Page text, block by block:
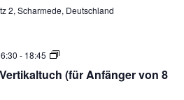
16
Jahre
2, Scharmede, Deutschland
(für Anfänger von 8
- 18:45
Vertikaltuch
–